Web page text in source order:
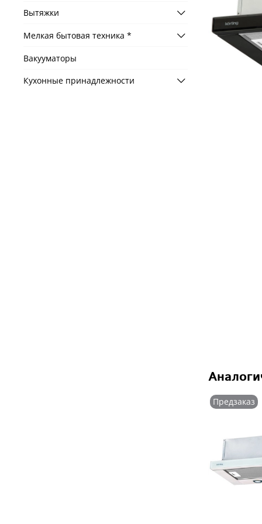
Предзаказ
Вытяжки
Мелкая бытовая техника *
Вакууматоры
Кухонные принадлежности